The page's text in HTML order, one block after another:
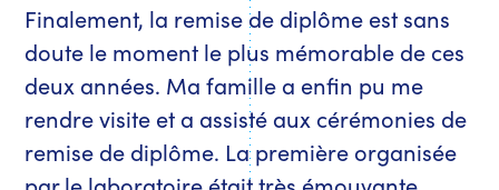
Finalement, la remise de diplôme est sans
doute le moment le plus mémorable de ces
deux années. Ma famille a enfin pu me
rendre visite et a assisté aux cérémonies de
remise de diplôme. La première organisée